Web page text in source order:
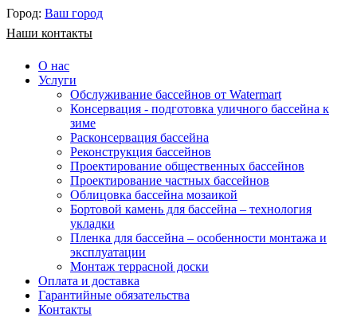
Город: Ваш город
Наши контакты
О нас
Услуги
Обслуживание бассейнов от Watermart
Консервация - подготовка уличного бассейна к
зиме
Расконсервация бассейна
Реконструкция бассейнов
Проектирование общественных бассейнов
Проектирование частных бассейнов
​Облицовка бассейна мозаикой
Бортовой камень для бассейна – технология
укладки
Пленка для бассейна – особенности монтажа и
эксплуатации
Монтаж террасной доски
Оплата и доставка
Гарантийные обязательства
Контакты